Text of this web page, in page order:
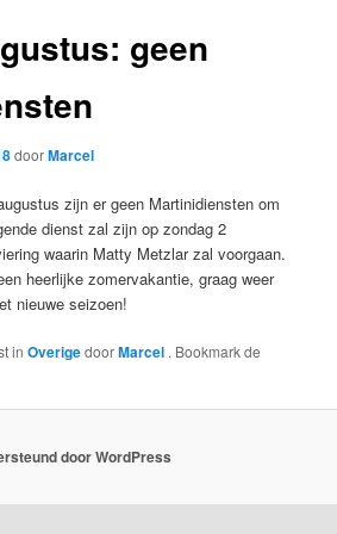
geen
doorMarcel
zijn er geen Martinidiensten om
dienst zal zijn op zondag 2
waarin Matty Metzlar zal voorgaan.
heerlijke zomervakantie, graag weer
nieuwe seizoen!
inOverigedoorMarcel . Bookmark de
door WordPress